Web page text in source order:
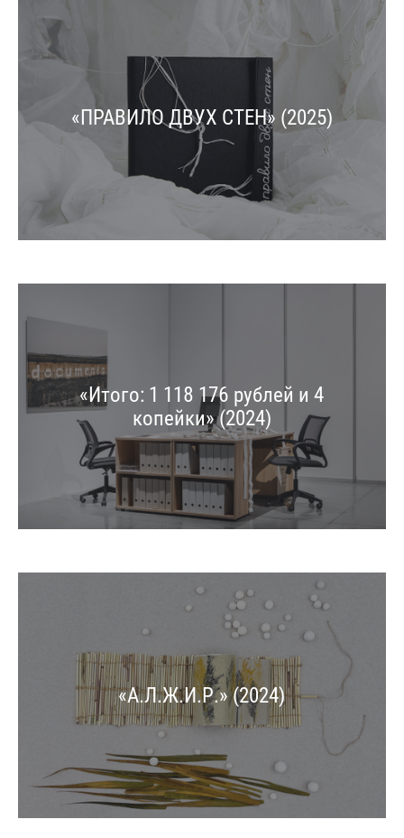
«ПРАВИЛО ДВУХ СТЕН» (2025)
«Итого: 1 118 176 рублей и 4
копейки» (2024)
«А.Л.Ж.И.Р.» (2024)